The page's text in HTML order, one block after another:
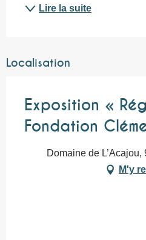
Lire la suite
Localisation
Exposition «
Fondation
Domaine de
M'y